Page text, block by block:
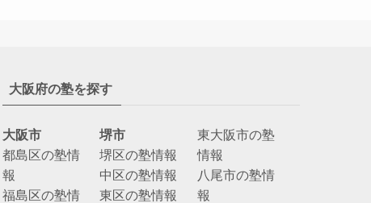
大阪府の塾を探す
大阪市
都島区の塾情
報
福島区の塾情
堺市
堺区の塾情報
中区の塾情報
東区の塾情報
東大阪市の塾
情報
八尾市の塾情
報